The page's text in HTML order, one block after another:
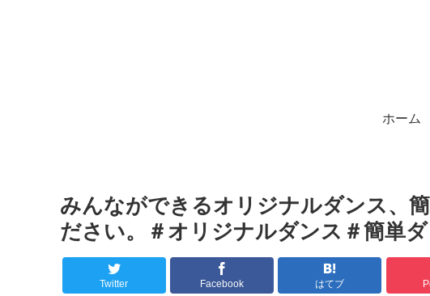
ホーム
みんなができるオリジナルダンス、
ださい。＃オリジナルダンス＃簡単
Twitter Facebook はてブ